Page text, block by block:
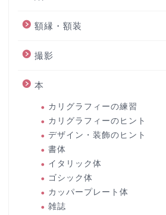
額縁・額装
撮影
本
カリグラフィーの練習
カリグラフィーのヒント
デザイン・装飾のヒント
書体
イタリック体
ゴシック体
カッパープレート体
雑誌